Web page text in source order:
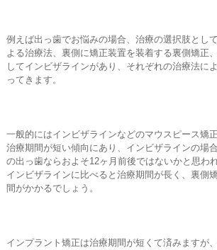
例えば出っ歯でお悩みの場合、治療の選択肢とし
よる治療法、裏側に矯正装置を装着する裏側矯正
してインビザラインがあり、それぞれの治療法に
ってきます。
一般的にはインビザラインなどのマウスピース矯
治療期間が短い傾向にあり、インビザラインの場
の出っ歯ならおよそ12ヶ月前後ではないかと思わ
インビザラインに比べると治療期間が長く、裏側
間がかかるでしょう。
インプラント矯正は治療期間が短くて済みますが